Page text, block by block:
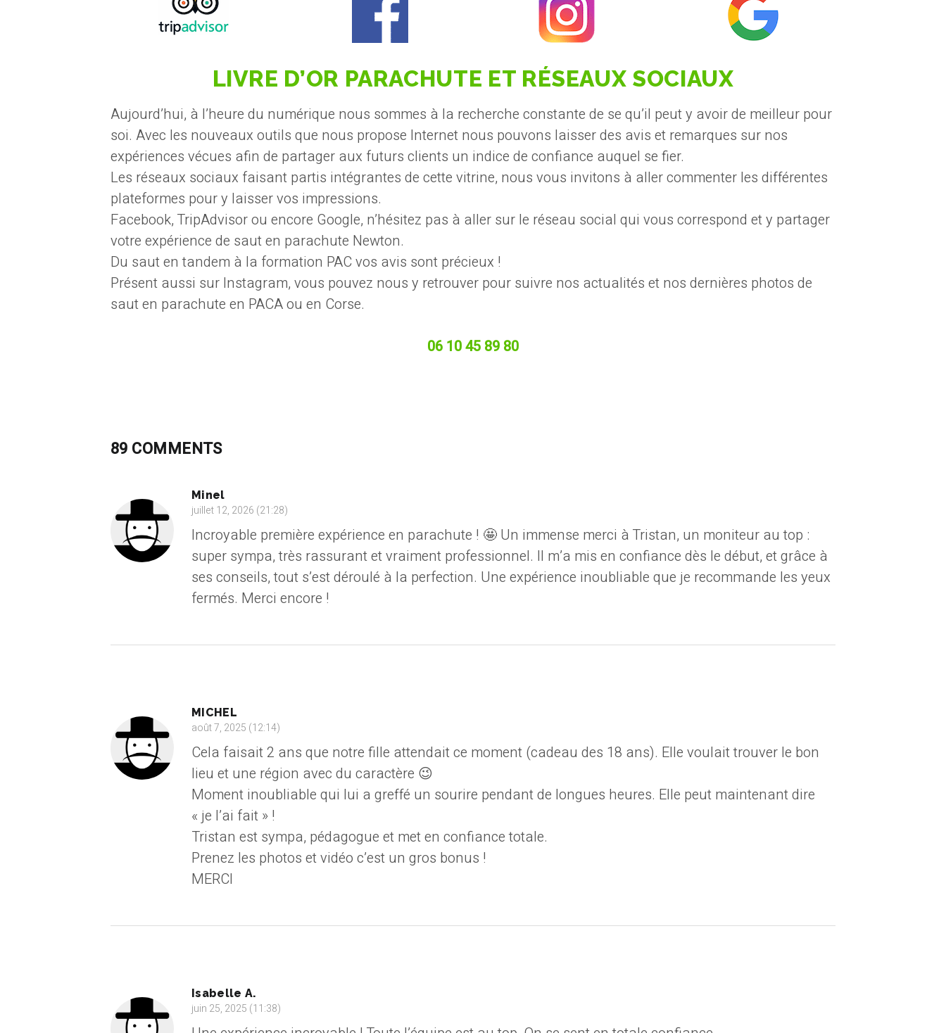
LIVRE D’OR PARACHUTE ET RÉSEAUX SOCIAUX
Aujourd’hui, à l’heure du numérique nous sommes à la recherche constante de se qu’il peut y avoir de meilleur pour
soi. Avec les nouveaux outils que nous propose Internet nous pouvons laisser des avis et remarques sur nos
expériences vécues afin de partager aux futurs clients un indice de confiance auquel se fier.
Les réseaux sociaux faisant partis intégrantes de cette vitrine, nous vous invitons à aller commenter les différentes
plateformes pour y laisser vos impressions.
Facebook, TripAdvisor ou encore Google, n’hésitez pas à aller sur le réseau social qui vous correspond et y partager
votre expérience de saut en parachute Newton.
Du saut en tandem à la formation PAC vos avis sont précieux !
Présent aussi sur Instagram, vous pouvez nous y retrouver pour suivre nos actualités et nos dernières photos de
saut en parachute en PACA ou en Corse.
06 10 45 89 80
89 COMMENTS
Minel
juillet 12, 2026 (21:28)
Incroyable première expérience en parachute ! 🤩 Un immense merci à Tristan, un moniteur au top :
super sympa, très rassurant et vraiment professionnel. Il m’a mis en confiance dès le début, et grâce à
ses conseils, tout s’est déroulé à la perfection. Une expérience inoubliable que je recommande les yeux
fermés. Merci encore !
MICHEL
août 7, 2025 (12:14)
Cela faisait 2 ans que notre fille attendait ce moment (cadeau des 18 ans). Elle voulait trouver le bon
lieu et une région avec du caractère 😉
Moment inoubliable qui lui a greffé un sourire pendant de longues heures. Elle peut maintenant dire
« je l’ai fait » !
Tristan est sympa, pédagogue et met en confiance totale.
Prenez les photos et vidéo c’est un gros bonus !
MERCI
Isabelle A.
juin 25, 2025 (11:38)